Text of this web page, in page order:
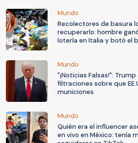
Mundo
Recolectores de basura
recuperarlo: hombre
lotería en Italia y botó el
Mundo
"¡Noticias Falsas!":
filtraciones sobre que
municiones
Mundo
Quién era el influencer
en vivo en México: tenía